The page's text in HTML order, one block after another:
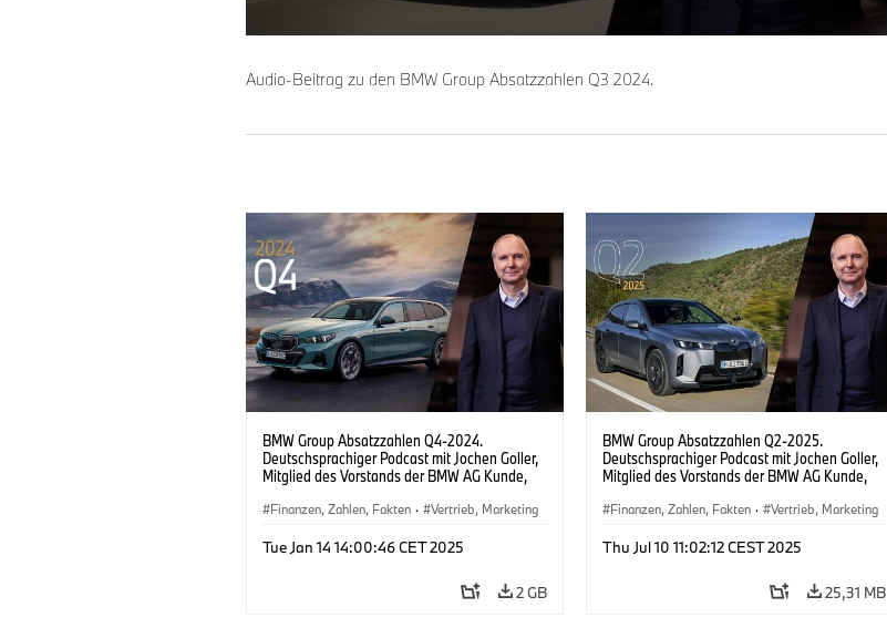
of
90%
Audio-Beitrag zu den BMW Group Absatzzahlen Q3 2024.
BMW Group Absatzzahlen Q4-2024.
Deutschsprachiger Podcast mit Jochen Goller,
Mitglied des Vorstands der BMW AG Kunde,
Finanzen, Zahlen, Fakten ·
Vertrieb, Marketing
Tue Jan 14 14:00:46 CET 2025
2 GB
BMW Group Absatzzahlen Q2-2025.
Deutschsprachiger Podcast mit Jochen Goller,
Mitglied des Vorstands der BMW AG Kunde,
Finanzen, Zahlen, Fakten ·
Vertrieb, Marketing
Thu Jul 10 11:02:12 CEST 2025
25,31 MB